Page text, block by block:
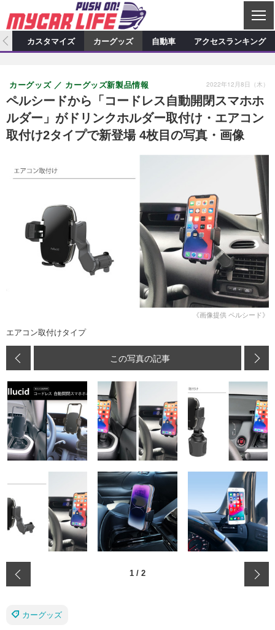
C
L
S
カーオーディオ
プロショップ検索 ショップ訪問記
カーオーディオニュース デモカー製作記
その他
カスタマイズ特集記事 カスタマイズ新製品情報
カスタマイズニュース
カーグッズ
カーグッズ特集記事 カーグッズ新製品情報
カーグッズニュース
自動車
スクープ
カスタマイズ カーグッズ 自動車 アクセスランキング
ペルシードから「コードレス自動開閉スマホホ
ルダー」がドリンクホルダー取付け・エアコン
取付け2タイプで新登場 4枚目の写真・画像
カーグッズ カーグッズ新製品情報 2022年12月8日（木）
《画像提供 ペルシード》
エアコン取付けタイプ
この写真の記事
1 / 2
カーグッズ